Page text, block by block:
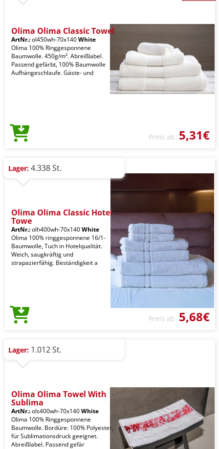
Olima Olima Classic Towel
ArtNr.:ol450wh-70x140White
Olima 100% Ringgesponnene
Baumwolle. 450g/m². Abreißlabel.
Passend gefärbt, 100% Baumwolle
Aufhängeschlaufe. Gäste- und
Preis ab 5,31€
Lager: 4.338 St.
Olima Olima Classic Hotel
Towe
ArtNr.:olh400wh-70x140White
Olima 100% ringgesponnene 16/1-
Baumwolle, Tuch in Hotelqualität.
Weich, saugkräftig und
strapazierfähig. Beständigkeit a
Preis ab 5,68€
Lager: 1.012 St.
Olima Olima Towel With
Sublima
ArtNr.:ols400wh-70x140White
Olima 100% Ringgesponnene
Baumwolle. Bordüre: 100% Polyester,
für Sublimationsdruck geeignet.
Abreißlabel. Passend gefär